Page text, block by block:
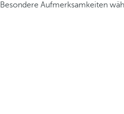
Besondere Aufmerksamkeiten